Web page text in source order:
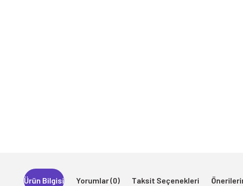
Ürün Bilgisi Yorumlar (0) Taksit Seçenekleri